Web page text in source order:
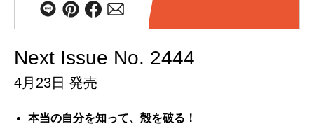
Next Issue No. 2444
4月23日 発売
本当の自分を知って、殻を破る！